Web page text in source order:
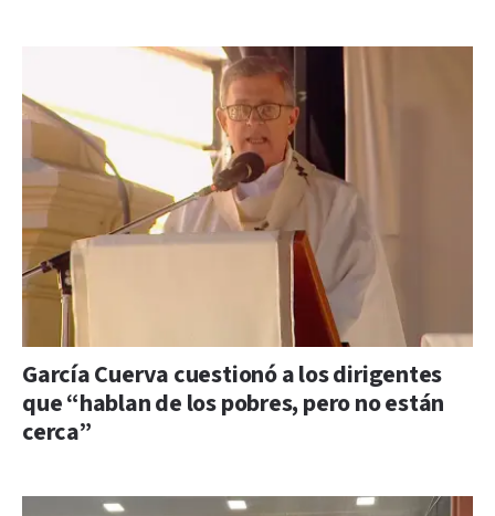
García Cuerva cuestionó a los dirigentes
que “hablan de los pobres, pero no están
cerca”